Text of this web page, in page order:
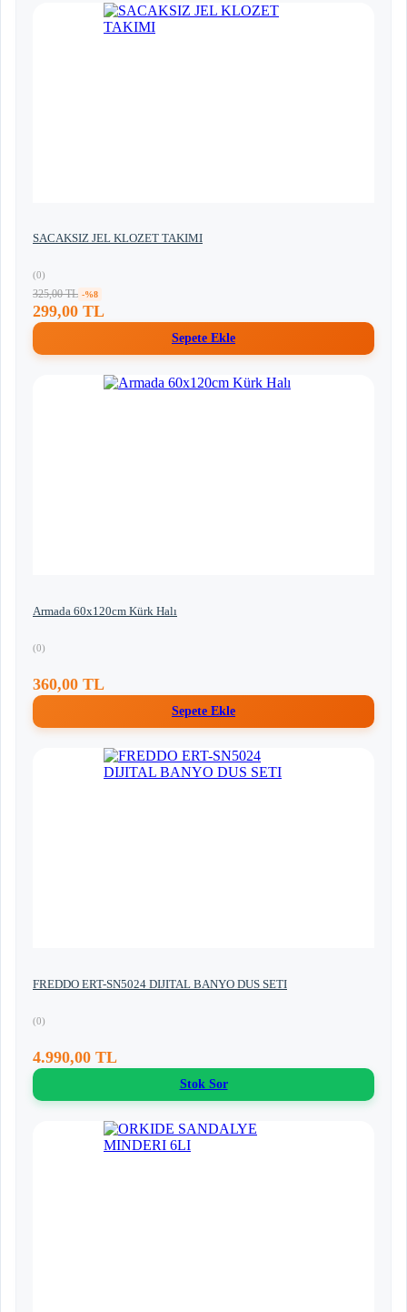
SACAKSIZ JEL KLOZET TAKIMI
(0)
325,00 TL -%8
299,00 TL
Sepete Ekle
Armada 60x120cm Kürk Halı
(0)
360,00 TL
Sepete Ekle
FREDDO ERT-SN5024 DIJITAL BANYO DUS SETI
(0)
4.990,00 TL
Stok Sor